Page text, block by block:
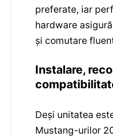
preferate, iar
hardware
și comutare
Instalare,
Deși unitatea
Mustang-urilor